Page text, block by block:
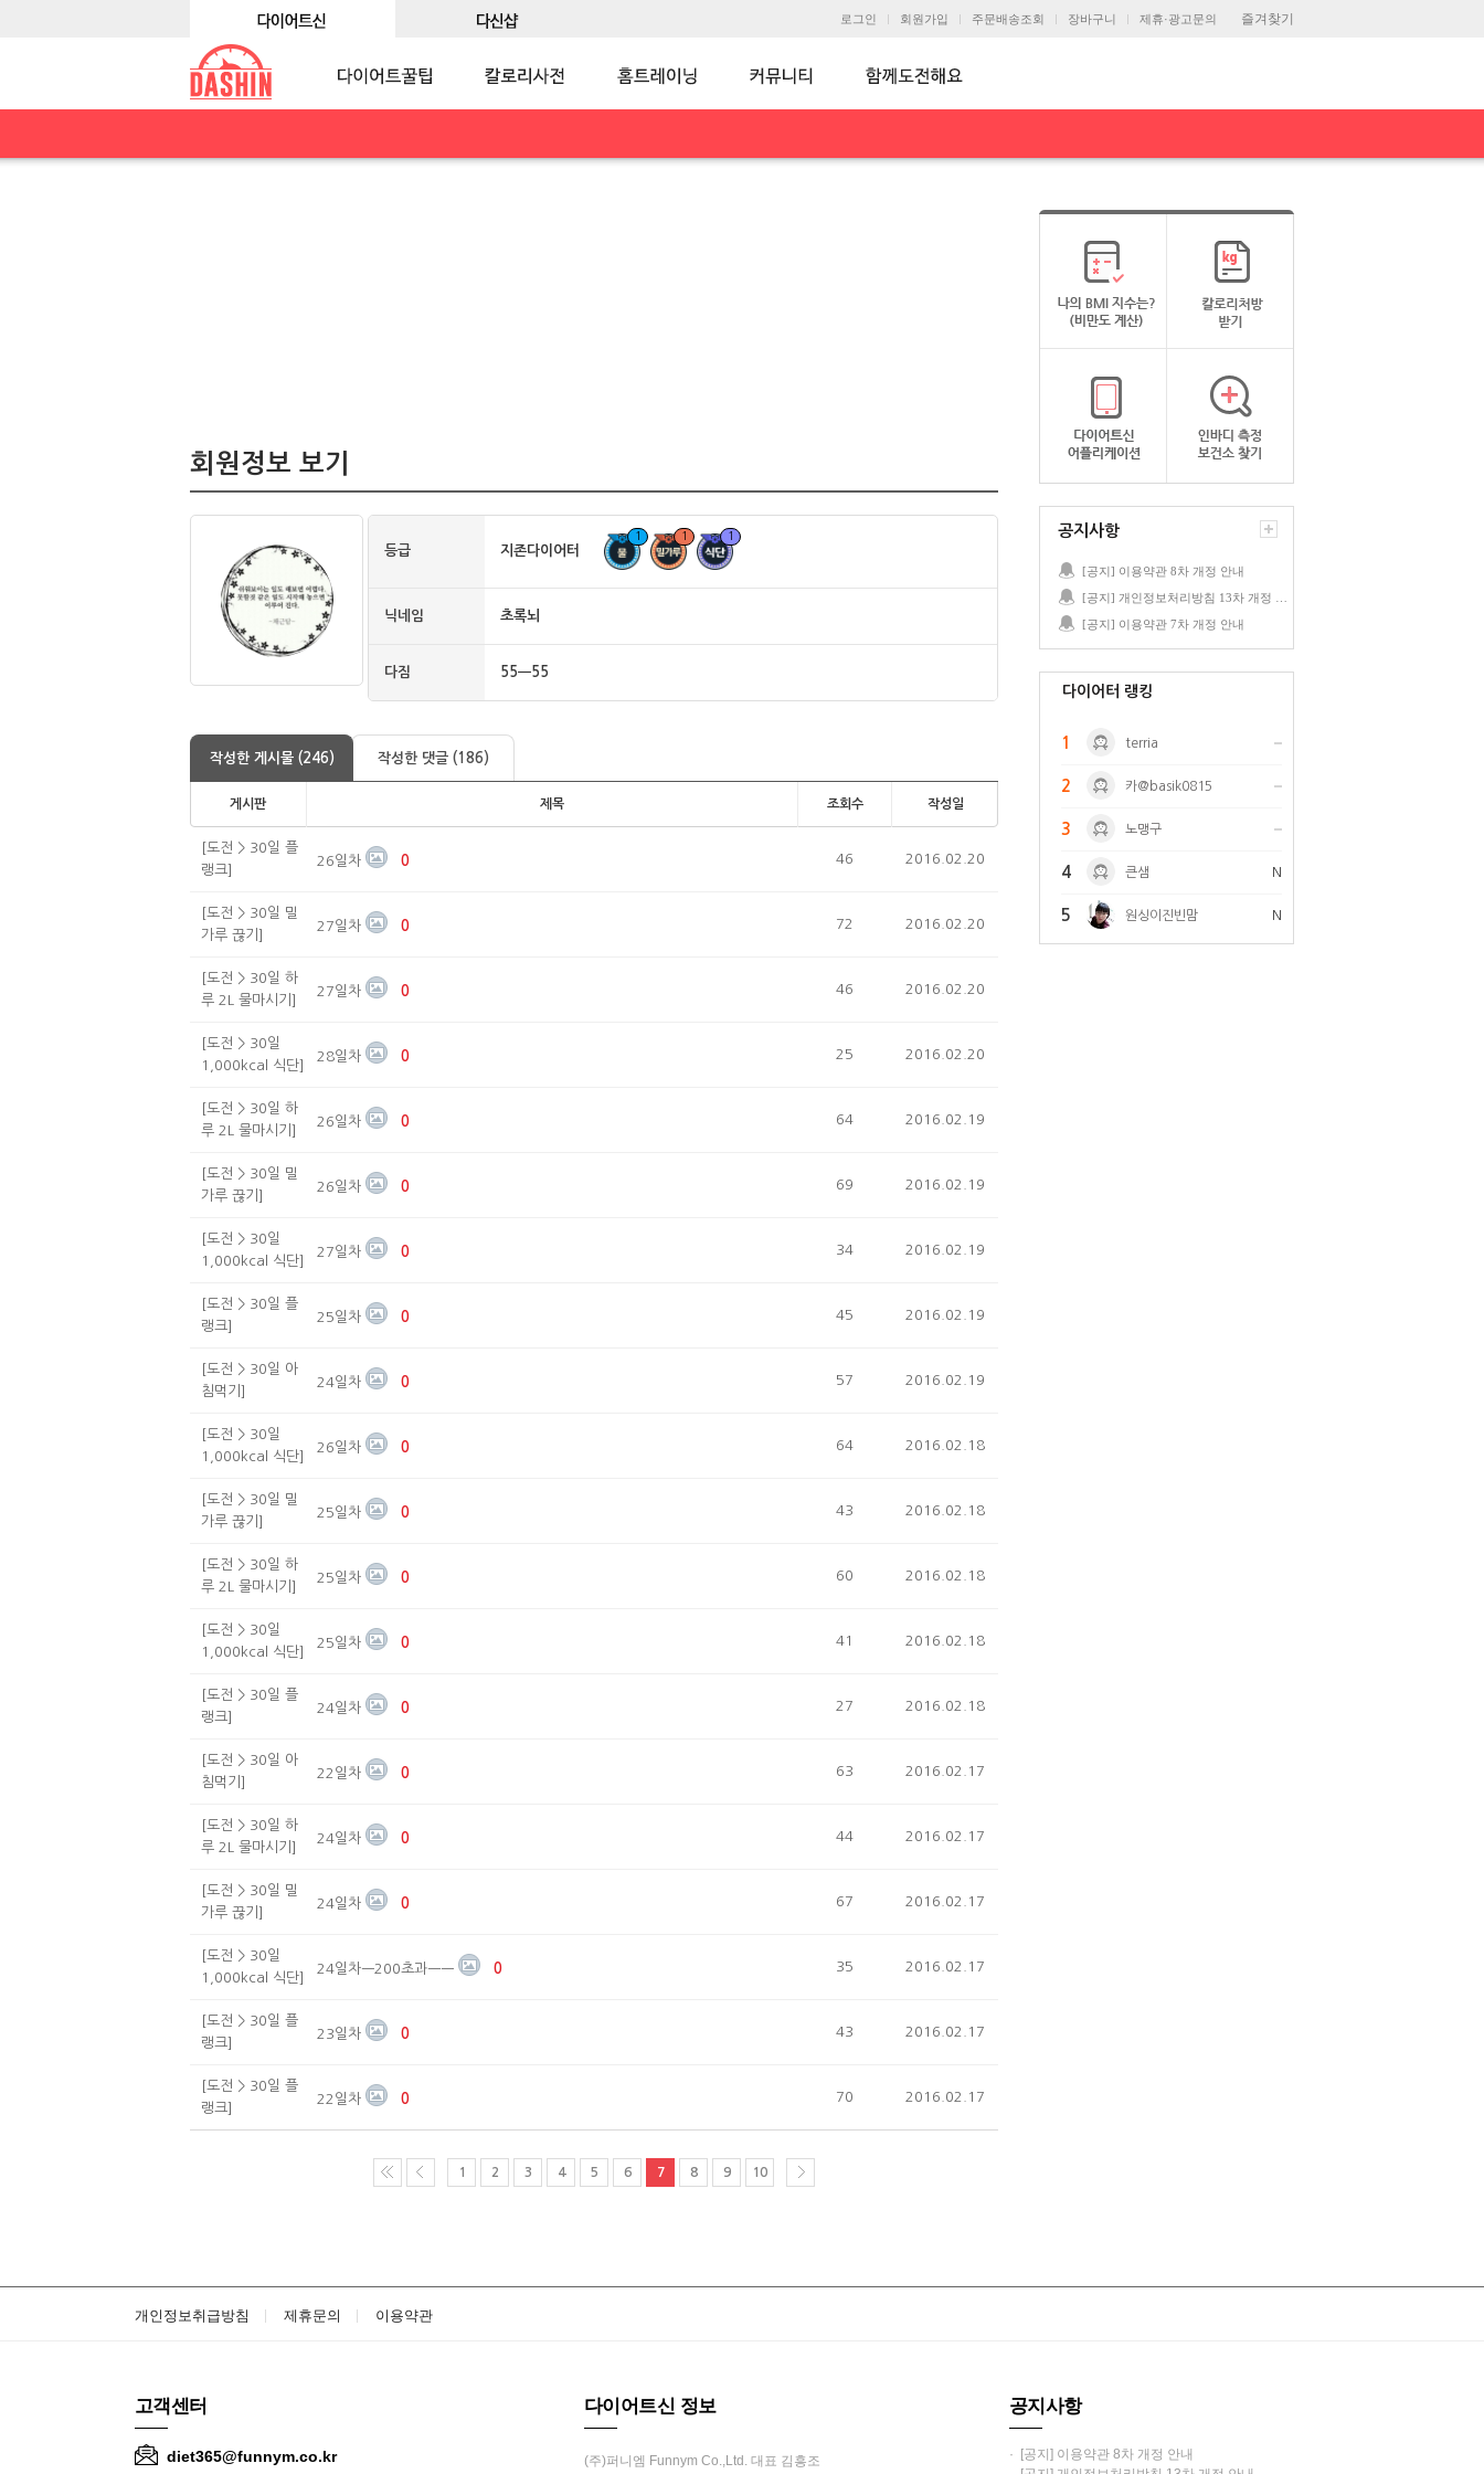
즐겨찾기
로그인 회원가입 주문배송조회 장바구니 제휴·광고문의
회원정보 보기
등급 지존다이어터
1 1 1
닉네임 초록뇌
다짐 55ㅡ55
작성한 게시물 (246) 작성한 댓글 (186)
게시판 제목 조회수 작성일
[도전 > 30일 플
랭크]
26일차 0 46 2016.02.20
[도전 > 30일 밀
가루 끊기]
27일차 0 72 2016.02.20
[도전 > 30일 하
루 2L 물마시기]
27일차 0 46 2016.02.20
[도전 > 30일
1,000kcal 식단]
28일차 0 25 2016.02.20
[도전 > 30일 하
루 2L 물마시기]
26일차 0 64 2016.02.19
[도전 > 30일 밀
가루 끊기]
26일차 0 69 2016.02.19
[도전 > 30일
1,000kcal 식단]
27일차 0 34 2016.02.19
[도전 > 30일 플
랭크]
25일차 0 45 2016.02.19
[도전 > 30일 아
침먹기]
24일차 0 57 2016.02.19
[도전 > 30일
1,000kcal 식단]
26일차 0 64 2016.02.18
[도전 > 30일 밀
가루 끊기]
25일차 0 43 2016.02.18
[도전 > 30일 하
루 2L 물마시기]
25일차 0 60 2016.02.18
[도전 > 30일
1,000kcal 식단]
25일차 0 41 2016.02.18
[도전 > 30일 플
랭크]
24일차 0 27 2016.02.18
[도전 > 30일 아
침먹기]
22일차 0 63 2016.02.17
[도전 > 30일 하
루 2L 물마시기]
24일차 0 44 2016.02.17
[도전 > 30일 밀
가루 끊기]
24일차 0 67 2016.02.17
[도전 > 30일
1,000kcal 식단]
24일차ㅡ200초과ㅡㅡ 0 35 2016.02.17
[도전 > 30일 플
랭크]
23일차 0 43 2016.02.17
[도전 > 30일 플
랭크]
22일차 0 70 2016.02.17
1 2 3 4 5 6 7 8 9 10
공지사항
[공지] 이용약관 8차 개정 안내
[공지] 이용약관 7차 개정 안내
다이어터 랭킹
1 terria
2 카@basik0815
3 노맹구
4 큰샘 N
5 원싱이진빈맘 N
개인정보취급방침 제휴문의 이용약관
고객센터
diet365@funnym.co.kr
다이어트신 정보
(주)퍼니엠 Funnym Co.,Ltd. 대표 김흥조
공지사항
· [공지] 이용약관 8차 개정 안내